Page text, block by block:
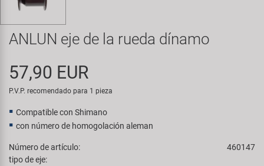
Transporte y Aparcamiento
Super B
Trail-Gator
Velo
ANLUN eje de la rueda dínamo
57,90 EUR
P.V.P. recomendado para 1 pieza
Compatible con Shimano
con número de homogolación aleman
Número de artículo:
460147
tipo de eje: